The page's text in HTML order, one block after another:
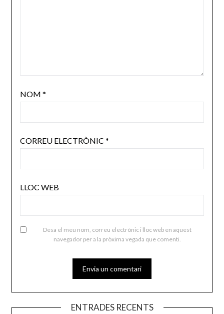
NOM *
CORREU ELECTRÒNIC *
LLOC WEB
Desa el meu nom, correu electrònic i lloc web en aquest
navegador per a la pròxima vegada que comenti.
ENTRADES RECENTS